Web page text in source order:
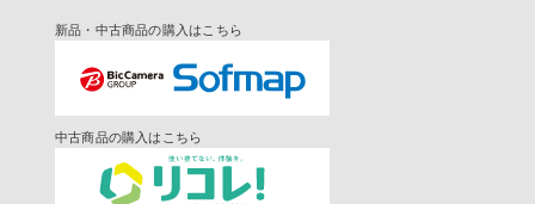
新品・中古商品の購入はこちら
中古商品の購入はこちら